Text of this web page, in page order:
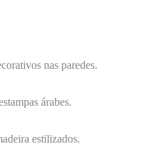
nas paredes.
árabes.
estilizados.